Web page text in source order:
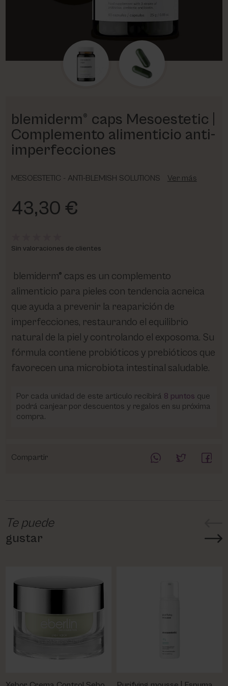
blemiderm® caps Mesoestetic |
Complemento alimenticio anti-
imperfecciones
MESOESTETIC - ANTI-BLEMISH SOLUTIONS Ver más
43,30 €
Sin valoraciones de clientes
blemiderm® caps es un complemento
alimenticio para pieles con tendencia acneica
que ayuda a prevenir la reaparición de
imperfecciones, restaurando el equilibrio
natural de la piel y controlando el exposoma. Su
fórmula contiene probióticos y prebióticos que
favorecen una microbiota intestinal saludable.
Por cada unidad de este articulo recibirá 8 puntos que
podrá canjear por descuentos y regalos en su próxima
compra.
Compartir
Te puede
gustar